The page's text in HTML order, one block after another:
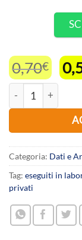
0,70€
Il
Scansione e
Categoria: Dati e
Tag: eseguiti in
privati